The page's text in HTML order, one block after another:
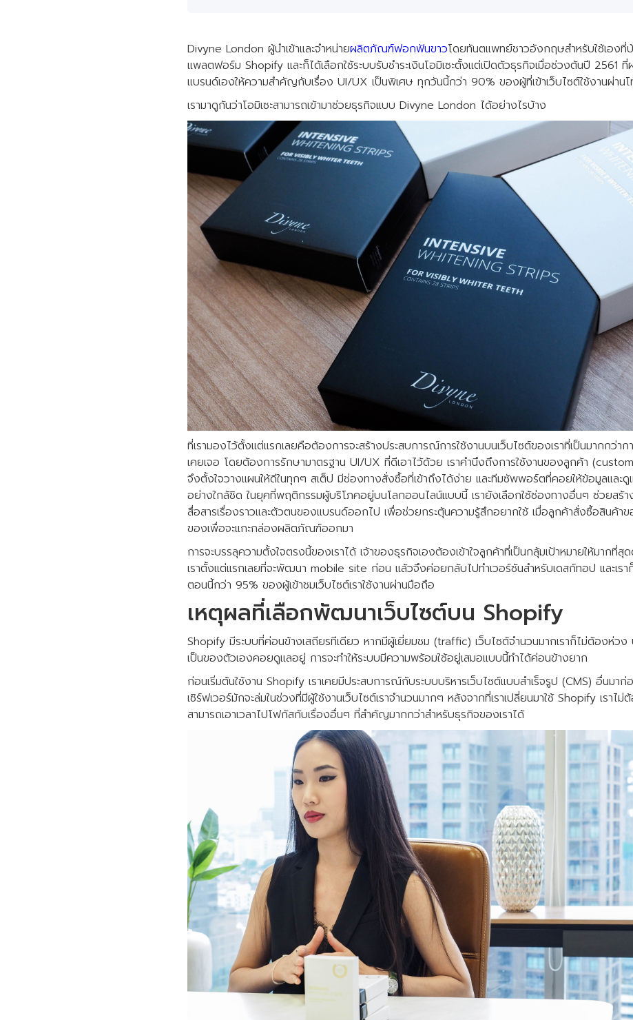
Divyne London ผู้นำเข้าและจำหน่ายผลิตภัณฑ์ฟอกฟันขาวโดยทันตแพทย์ชาวอังกฤษสำหรับใช้เอง
แพลตฟอร์ม Shopify และก็ได้เลือกใช้ระบบรับชำระเงินโอมิเซะตั้งแต่เปิดตัวธุรกิจเมื่อช่วงต้นปี 2561 ที่
แบรนด์เองให้ความสำคัญกับเรื่อง UI/UX เป็นพิเศษ ทุกวันนี้กว่า 90% ของผู้ที่เข้าเว็บไซต์ใช้งานผ่าน
เรามาดูกันว่าโอมิเซะสามารถเข้ามาช่วยธุรกิจแบบ Divyne London ได้อย่างไรบ้าง
ที่เรามองไว้ตั้งแต่แรกเลยคือต้องการจะสร้างประสบการณ์การใช้งานบนเว็บไซต์ของเราที่เป็นมากกว่า
เคยเจอ โดยต้องการรักษามาตรฐาน UI/UX ที่ดีเอาไว้ด้วย เราคำนึงถึงการใช้งานของลูกค้า
จึงตั้งใจวางแผนให้ดีในทุกๆ สเต็ป มีช่องทางสั่งซื้อที่เข้าถึงได้ง่าย และทีมซัพพอร์ตที่คอยให้ข้อมูลและ
อย่างใกล้ชิด ในยุคที่พฤติกรรมผู้บริโภคอยู่บนโลกออนไลน์แบบนี้ เรายังเลือกใช้ช่องทางอื่นๆ ช่วยสร้า
สื่อสารเรื่องราวและตัวตนของแบรนด์ออกไป เพื่อช่วยกระตุ้นความรู้สึกอยากใช้ เมื่อลูกค้าสั่งซื้อสินค้า
ของเพื่อจะแกะกล่องผลิตภัณฑ์ออกมา
การจะบรรลุความตั้งใจตรงนี้ของเราได้ เจ้าของธุรกิจเองต้องเข้าใจลูกค้าที่เป็นกลุ้มเป้าหมายให้มากที่
เราตั้งแต่แรกเลยที่จะพัฒนา mobile site ก่อน แล้วจึงค่อยกลับไปทำเวอร์ชันสำหรับเดสก์ทอป และเร
ตอนนี้กว่า 95% ของผู้เข้าชมเว็บไซต์เราใช้งานผ่านมือถือ
เหตุผลที่เลือกพัฒนาเว็บไซต์บน Shopify
Shopify มีระบบที่ค่อนข้างเสถียรทีเดียว หากมีผู้เยี่ยมชม (traffic) เว็บไซต์จำนวนมากเราก็ไม่ต้องห่ว
เป็นของตัวเองคอยดูแลอยู่ การจะทำให้ระบบมีความพร้อมใช้อยู่เสมอแบบนี้ทำได้ค่อนข้างยาก
ก่อนเริ่มต้นใช้งาน Shopify เราเคยมีประสบการณ์กับระบบบริหารเว็บไซต์แบบสำเร็จรูป (CMS) อื่นม
เซิร์ฟเวอร์มักจะล่มในช่วงที่มีผู้ใช้งานเว็บไซต์เราจำนวนมากๆ หลังจากที่เราเปลี่ยนมาใช้ Shopify เราไ
สามารถเอาเวลาไปโฟกัสกับเรื่องอื่นๆ ที่สำคัญมากกว่าสำหรับธุรกิจของเราได้